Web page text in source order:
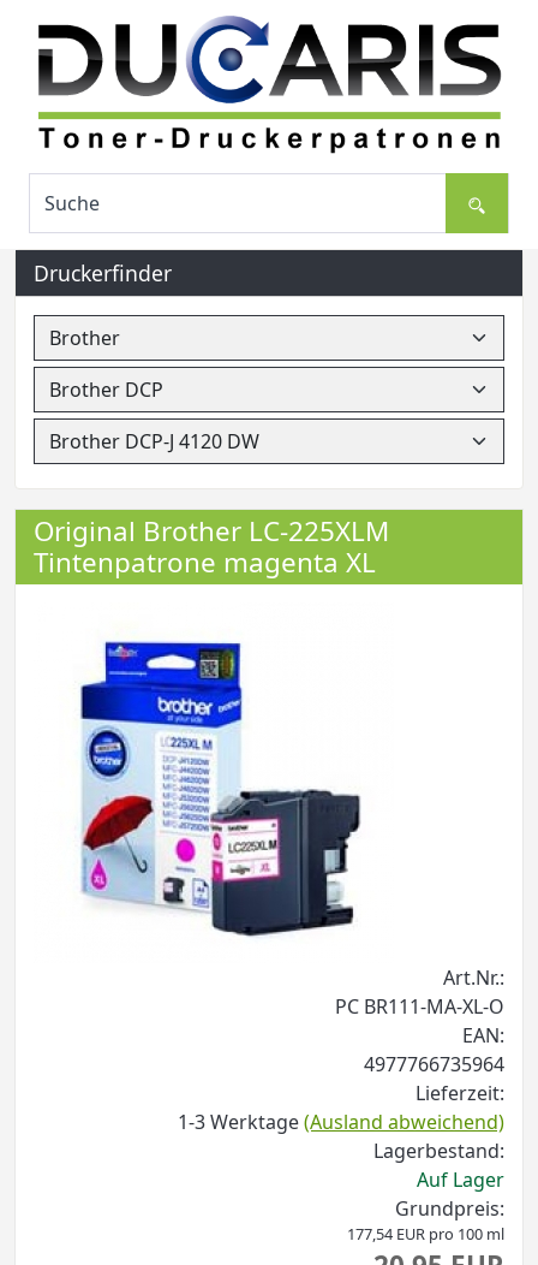
Druckerfinder
Original Brother LC-225XLM
Tintenpatrone magenta XL
Art.Nr.:
PC BR111-MA-XL-O
EAN:
4977766735964
Lieferzeit:
1-3 Werktage(Ausland abweichend)
Lagerbestand:
Auf Lager
Grundpreis:
177,54 EUR pro 100 ml